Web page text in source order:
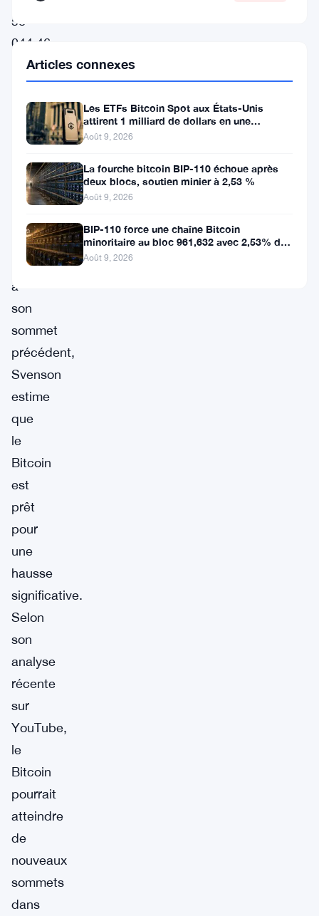
58
044,46
Malgré
une
baisse
par
rapport
à
son
sommet
précédent,
Svenson
estime
que
le
Bitcoin
est
prêt
pour
une
hausse
significative.
Selon
son
analyse
récente
sur
YouTube,
le
Bitcoin
pourrait
atteindre
de
nouveaux
sommets
dans
Articles connexes
Les ETFs Bitcoin Spot aux États-Unis
attirent 1 milliard de dollars en une
semaine, la faille de 116 millions
Août 9, 2026
La fourche bitcoin BIP-110 échoue après
deux blocs, soutien minier à 2,53 %
Août 9, 2026
BIP-110 force une chaîne Bitcoin
minoritaire au bloc 961,632 avec 2,53% de
soutien des mineurs
Août 9, 2026